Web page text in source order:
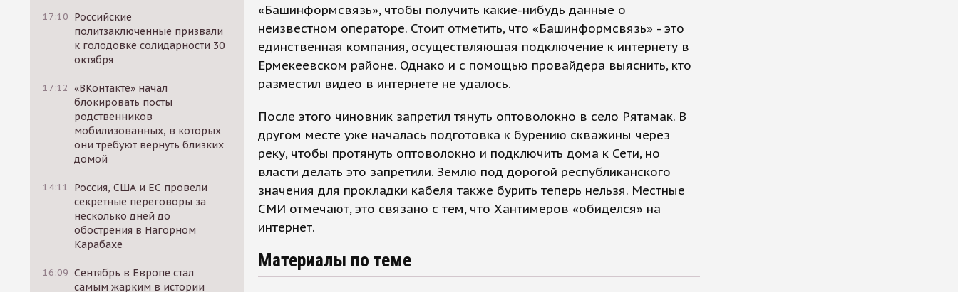
17:10 Российские
политзаключенные призвали
к голодовке солидарности 30
октября
17:12 «ВКонтакте» начал
блокировать посты
родственников
мобилизованных, в которых
они требуют вернуть близких
домой
14:11
Россия, США и ЕС провели
секретные переговоры за
несколько дней до
обострения в Нагорном
Карабахе
16:09 Сентябрь в Европе стал
самым жарким в истории
«Башинформсвязь», чтобы получить какие-нибудь данные о
неизвестном операторе. Стоит отметить, что «Башинформсвязь» - это
единственная компания, осуществляющая подключение к интернету в
Ермекеевском районе. Однако и с помощью провайдера выяснить, кто
разместил видео в интернете не удалось.
После этого чиновник запретил тянуть оптоволокно в село Рятамак. В
другом месте уже началась подготовка к бурению скважины через
реку, чтобы протянуть оптоволокно и подключить дома к Сети, но
власти делать это запретили. Землю под дорогой республиканского
значения для прокладки кабеля также бурить теперь нельзя. Местные
СМИ отмечают, это связано с тем, что Хантимеров «обиделся» на
интернет.
Материалы по теме